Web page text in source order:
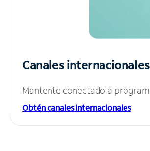
Canales internacionales
Mantente conectado a
Obtén canales internacionales